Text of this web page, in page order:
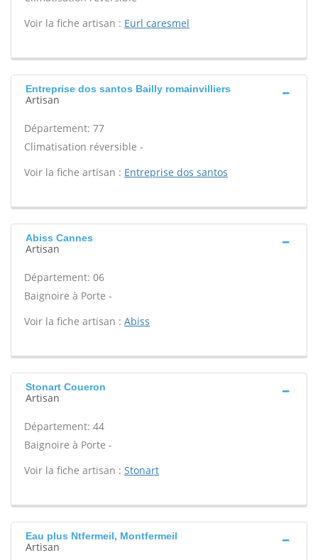
Voir la fiche artisan : Eurl caresmel
Entreprise dos santos Bailly romainvilliers
Artisan
Département: 77
Climatisation réversible -
Voir la fiche artisan : Entreprise dos santos
Abiss Cannes
Artisan
Département: 06
Baignoire à Porte -
Voir la fiche artisan : Abiss
Stonart Coueron
Artisan
Département: 44
Baignoire à Porte -
Voir la fiche artisan : Stonart
Eau plus Ntfermeil, Montfermeil
Artisan